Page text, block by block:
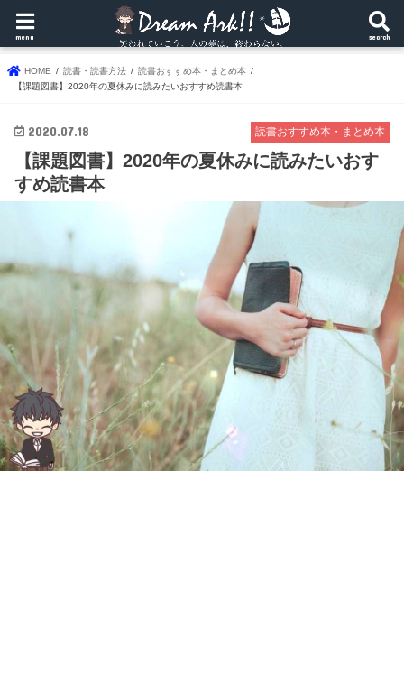
search
menu
HOME 読書・読書方法
読書おすすめ本・まとめ本
【課題図書】2020年の夏休みに読みたいおすすめ読書本
読書おすすめ本・まとめ本
2020.07.18
【課題図書】2020年の夏休みに読みたいおす
すめ読書本